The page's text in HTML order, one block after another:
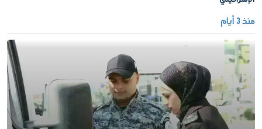
منذ 3 أيام